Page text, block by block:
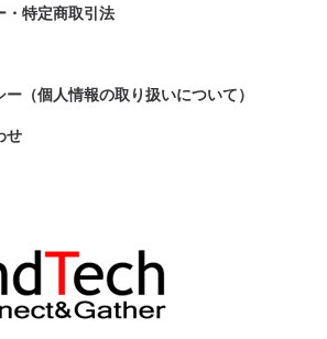
・特定商取引法
（個人情報の取り扱いについて）
せ